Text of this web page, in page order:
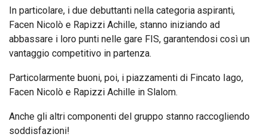
In particolare, i due debuttanti nella categoria aspiranti,
Facen Nicolò e Rapizzi Achille, stanno iniziando ad
abbassare i loro punti nelle gare FIS, garantendosi così un
vantaggio competitivo in partenza.
Particolarmente buoni, poi, i piazzamenti di Fincato Iago,
Facen Nicolò e Rapizzi Achille in Slalom.
Anche gli altri componenti del gruppo stanno raccogliendo
soddisfazioni!